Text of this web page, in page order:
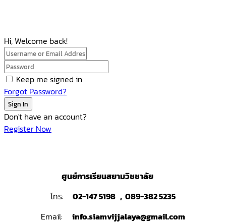
Hi, Welcome back!
Keep me signed in
Forgot Password?
Sign In
Don't have an account?
Register Now
ศูนย์การเรียนสยามวิชชาลัย
โทร:
02-147 5198 , 089-382 5235
Email:
info.siamvijjalaya@gmail.com